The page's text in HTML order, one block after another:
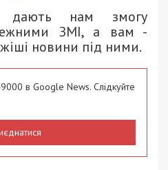
дають нам змогу
ЗМІ, а вам -
новини під ними.
в Google News. Слідкуйте